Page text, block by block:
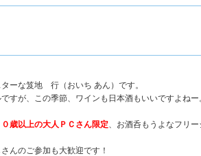
ーな笈地 行（おいち あん）です。
すが、この季節、ワインも日本酒もいいですよねー
０歳以上の大人ＰＣさん限定、お酒呑もうよなフリー
んのご参加も大歓迎です！